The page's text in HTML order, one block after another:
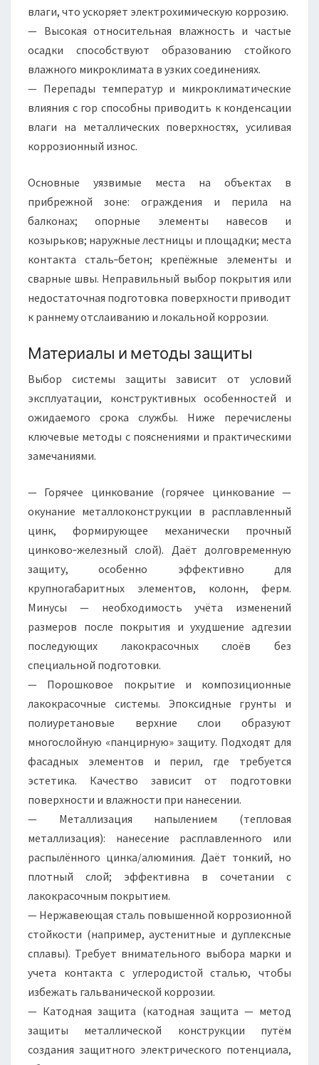
влаги, что ускоряет электрохимическую коррозию.
— Высокая относительная влажность и частые
осадки способствуют образованию стойкого
влажного микроклимата в узких соединениях.
— Перепады температур и микроклиматические
влияния с гор способны приводить к конденсации
влаги на металлических поверхностях, усиливая
коррозионный износ.
Основные уязвимые места на объектах в
прибрежной зоне: ограждения и перила на
балконах; опорные элементы навесов и
козырьков; наружные лестницы и площадки; места
контакта сталь‑бетон; крепёжные элементы и
сварные швы. Неправильный выбор покрытия или
недостаточная подготовка поверхности приводит
к раннему отслаиванию и локальной коррозии.
Материалы и методы защиты
Выбор системы защиты зависит от условий
эксплуатации, конструктивных особенностей и
ожидаемого срока службы. Ниже перечислены
ключевые методы с пояснениями и практическими
замечаниями.
— Горячее цинкование (горячее цинкование —
окунание металлоконструкции в расплавленный
цинк, формирующее механически прочный
цинково‑железный слой). Даёт долговременную
защиту, особенно эффективно для
крупногабаритных элементов, колонн, ферм.
Минусы — необходимость учёта изменений
размеров после покрытия и ухудшение адгезии
последующих лакокрасочных слоёв без
специальной подготовки.
— Порошковое покрытие и композиционные
лакокрасочные системы. Эпоксидные грунты и
полиуретановые верхние слои образуют
многослойную «панцирную» защиту. Подходят для
фасадных элементов и перил, где требуется
эстетика. Качество зависит от подготовки
поверхности и влажности при нанесении.
— Металлизация напылением (тепловая
металлизация): нанесение расплавленного или
распылённого цинка/алюминия. Даёт тонкий, но
плотный слой; эффективна в сочетании с
лакокрасочным покрытием.
— Нержавеющая сталь повышенной коррозионной
стойкости (например, аустенитные и дуплексные
сплавы). Требует внимательного выбора марки и
учета контакта с углеродистой сталью, чтобы
избежать гальванической коррозии.
— Катодная защита (катодная защита — метод
защиты металлической конструкции путём
создания защитного электрического потенциала,